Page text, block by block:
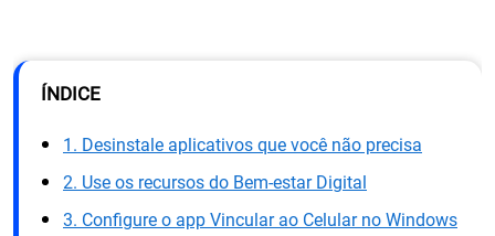
ÍNDICE
1. Desinstale aplicativos que você não precisa
2. Use os recursos do Bem-estar Digital
3. Configure o app Vincular ao Celular no Windows